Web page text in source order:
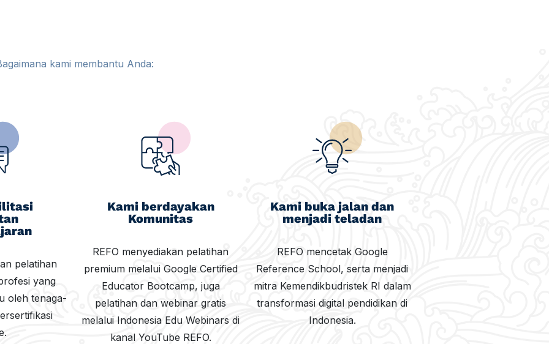
kami membantu Anda:
pelatihan
yang
oleh tenaga-
Kami berdayakan
Komunitas
REFO menyediakan pelatihan
premium melalui Google Certified
Educator Bootcamp, juga
pelatihan dan webinar gratis
melalui Indonesia Edu Webinars di
kanal YouTube REFO.
Kami buka jalan dan
menjadi teladan
REFO mencetak Google
Reference School, serta menjadi
mitra Kemendikbudristek RI dalam
transformasi digital pendidikan di
Indonesia.